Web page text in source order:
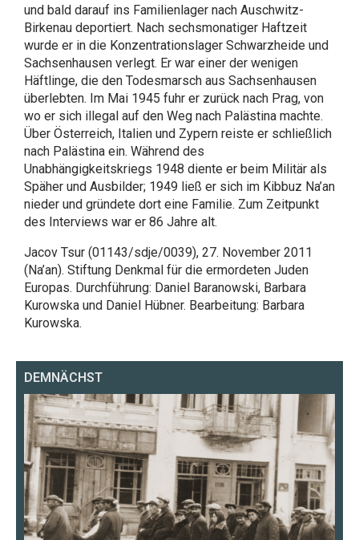
und bald darauf ins Familienlager nach Auschwitz-
Birkenau deportiert. Nach sechsmonatiger Haftzeit
wurde er in die Konzentrationslager Schwarzheide und
Sachsenhausen verlegt. Er war einer der wenigen
Häftlinge, die den Todesmarsch aus Sachsenhausen
überlebten. Im Mai 1945 fuhr er zurück nach Prag, von
wo er sich illegal auf den Weg nach Palästina machte.
Über Österreich, Italien und Zypern reiste er schließlich
nach Palästina ein. Während des
Unabhängigkeitskriegs 1948 diente er beim Militär als
Späher und Ausbilder; 1949 ließ er sich im Kibbuz Na’an
nieder und gründete dort eine Familie. Zum Zeitpunkt
des Interviews war er 86 Jahre alt.
Jacov Tsur (01143/sdje/0039), 27. November 2011
(Na’an). Stiftung Denkmal für die ermordeten Juden
Europas. Durchführung: Daniel Baranowski, Barbara
Kurowska und Daniel Hübner. Bearbeitung: Barbara
Kurowska.
DEMNÄCHST